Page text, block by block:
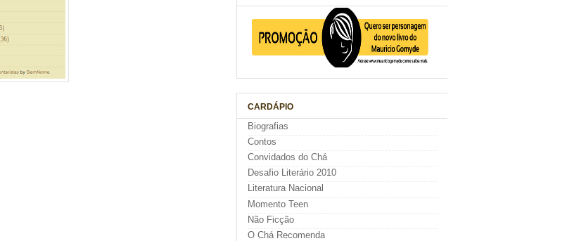
CARDÁPIO
Biografias
Contos
Convidados do Chá
Desafio Literário 2010
Literatura Nacional
Momento Teen
Não Ficção
O Chá Recomenda